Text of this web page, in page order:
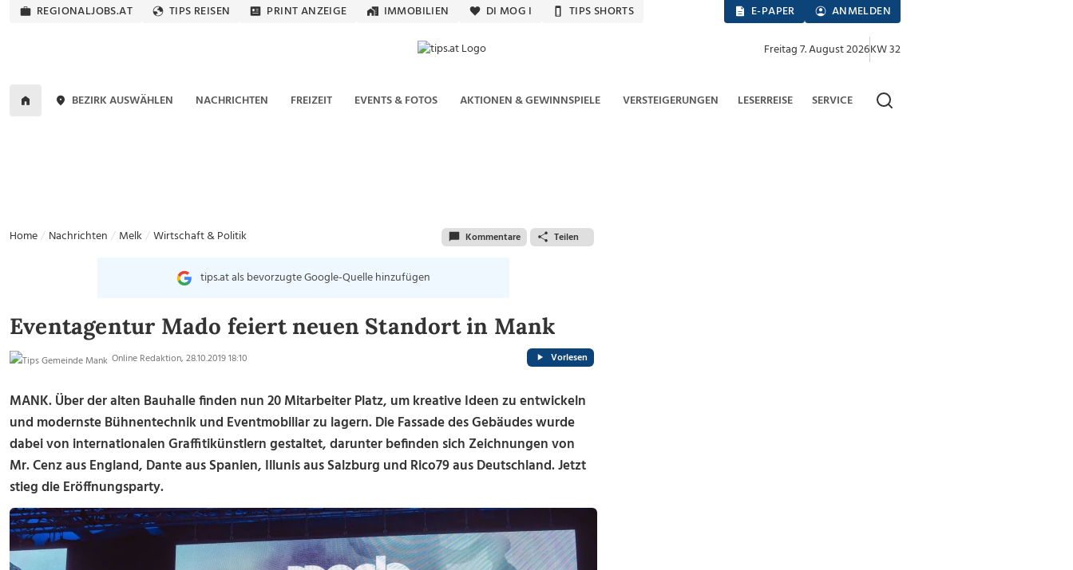
REGIONALJOBS.AT TIPS REISEN PRINT ANZEIGE IMMOBILIEN DI MOG I TIPS SHORTS E-PAPER ANMELDEN
Freitag 7. August 2026KW 32
BEZIRK AUSWÄHLEN NACHRICHTEN FREIZEIT EVENTS & FOTOS AKTIONEN & GEWINNSPIELE VERSTEIGERUNGEN LESERREISE SERVICE
Home Nachrichten Melk Wirtschaft & Politik Kommentare Teilen
tips.at als bevorzugte Google-Quelle hinzufügen
Eventagentur Mado feiert neuen Standort in Mank
Online Redaktion, 28.10.2019 18:10 Vorlesen
MANK. Über der alten Bauhalle finden nun 20 Mitarbeiter Platz, um kreative Ideen zu entwickeln
und modernste Bühnentechnik und Eventmobiliar zu lagern. Die Fassade des Gebäudes wurde
dabei von internationalen Graffitikünstlern gestaltet, darunter befinden sich Zeichnungen von
Mr. Cenz aus England, Dante aus Spanien, Illunis aus Salzburg und Rico79 aus Deutschland. Jetzt
stieg die Eröffnungsparty.